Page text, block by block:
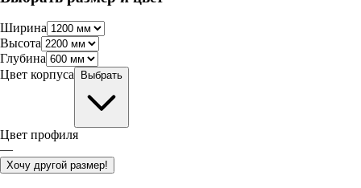
Ширина
Высота
Глубина
Цвет корпуса
Выбрать
Цвет профиля
—
Хочу другой размер!